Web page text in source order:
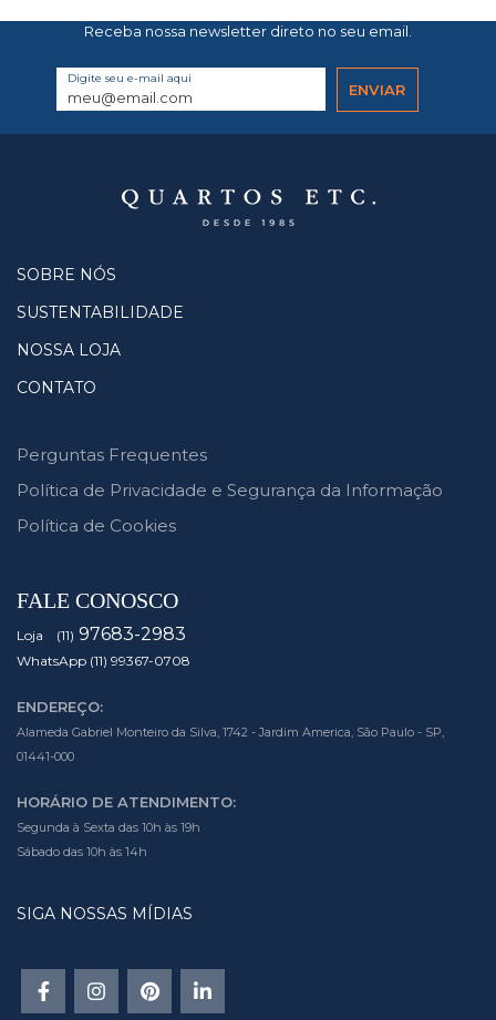
Receba nossa newsletter direto no seu email.
Digite seu e-mail aqui
SOBRE NÓS
SUSTENTABILIDADE
NOSSA LOJA
CONTATO
Perguntas Frequentes
Política de Privacidade e Segurança da Informação
Política de Cookies
FALE CONOSCO
Loja (11) 97683-2983
WhatsApp (11) 99367-0708
ENDEREÇO:
Alameda Gabriel Monteiro da Silva, 1742 - Jardim America, São Paulo - SP,
01441-000
HORÁRIO DE ATENDIMENTO:
Segunda à Sexta das 10h às 19h
Sábado das 10h às 14h
SIGA NOSSAS MÍDIAS